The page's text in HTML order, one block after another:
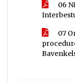
06
07